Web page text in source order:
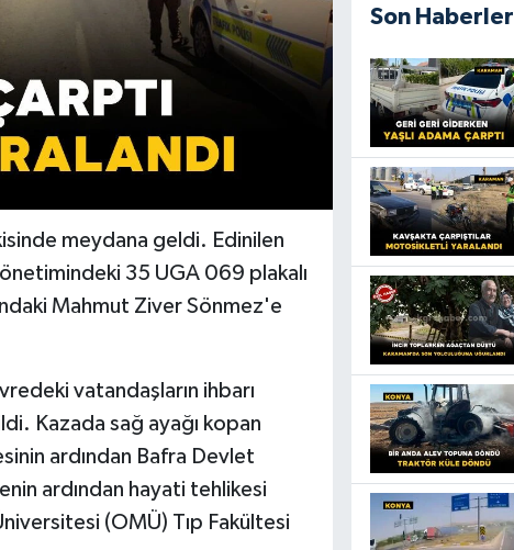
meydana geldi. Edinilen
35 UGA 069 plakalı
Mahmut Ziver Sönmez'e
vatandaşların ihbarı
Kazada sağ ayağı kopan
ardından Bafra Devlet
ardından hayati tehlikesi
(OMÜ) Tıp Fakültesi
Son Haberler